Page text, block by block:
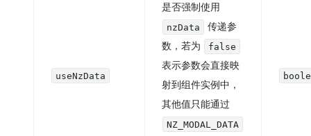
useNzData
是否强制使用
nzData
传递参
数，若为
false
表示参数会直接映
射到组件实例中，
其他值只能通过
NZ_MODAL_DATA